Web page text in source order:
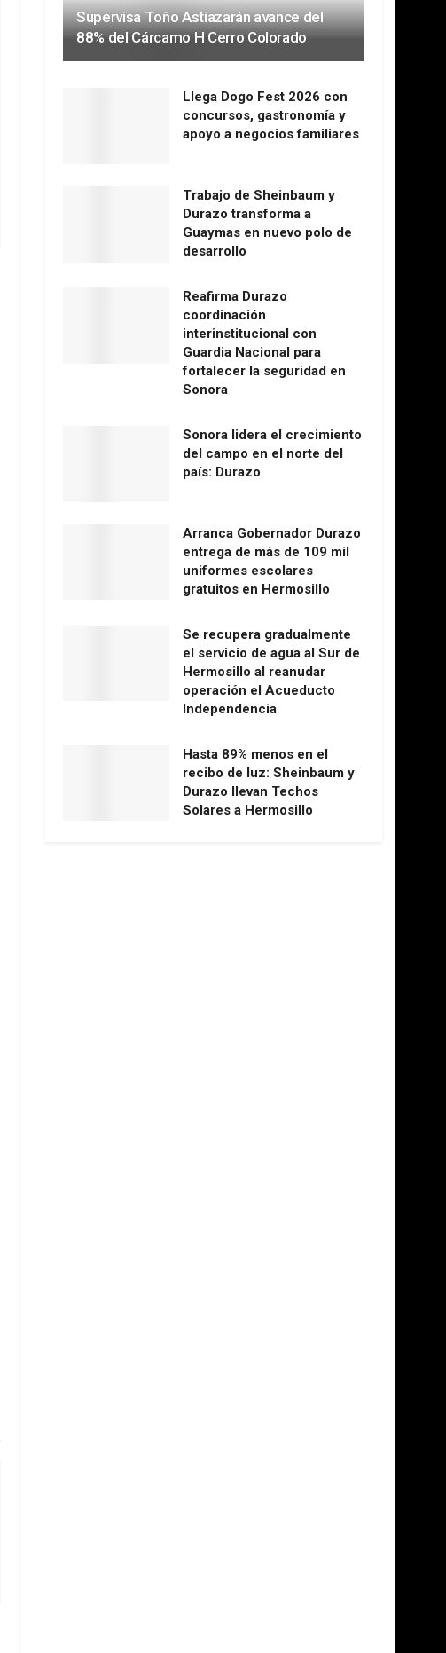
Supervisa Toño Astiazarán avance del
88% del Cárcamo H Cerro Colorado
Llega Dogo Fest 2026 con
concursos, gastronomía y
apoyo a negocios familiares
Trabajo de Sheinbaum y
Durazo transforma a
Guaymas en nuevo polo de
desarrollo
Reafirma Durazo
coordinación
interinstitucional con
Guardia Nacional para
fortalecer la seguridad en
Sonora
Sonora lidera el crecimiento
del campo en el norte del
país: Durazo
Arranca Gobernador Durazo
entrega de más de 109 mil
uniformes escolares
gratuitos en Hermosillo
Se recupera gradualmente
el servicio de agua al Sur de
Hermosillo al reanudar
operación el Acueducto
Independencia
Hasta 89% menos en el
recibo de luz: Sheinbaum y
Durazo llevan Techos
Solares a Hermosillo